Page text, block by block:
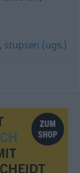
, stupsen (ugs.)